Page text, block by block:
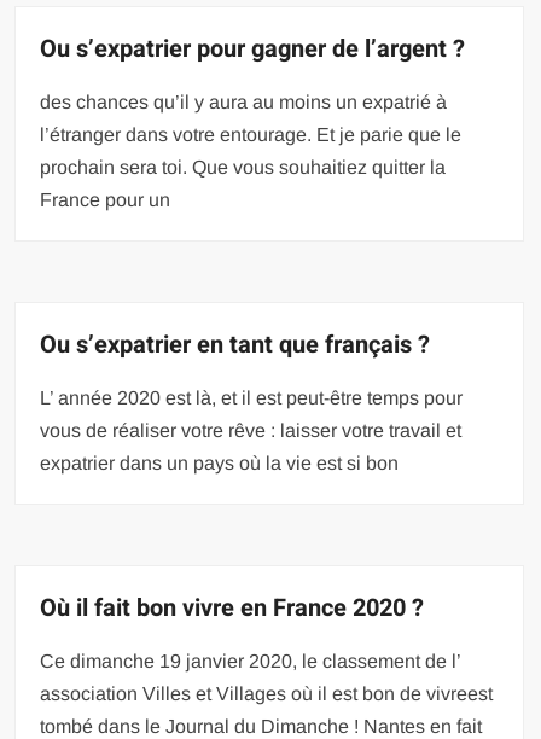
Ou s’expatrier pour gagner de l’argent ?
des chances qu’il y aura au moins un expatrié à
l’étranger dans votre entourage. Et je parie que le
prochain sera toi. Que vous souhaitiez quitter la
France pour un
Ou s’expatrier en tant que français ?
L’ année 2020 est là, et il est peut-être temps pour
vous de réaliser votre rêve : laisser votre travail et
expatrier dans un pays où la vie est si bon
Où il fait bon vivre en France 2020 ?
Ce dimanche 19 janvier 2020, le classement de l’
association Villes et Villages où il est bon de vivreest
tombé dans le Journal du Dimanche ! Nantes en fait